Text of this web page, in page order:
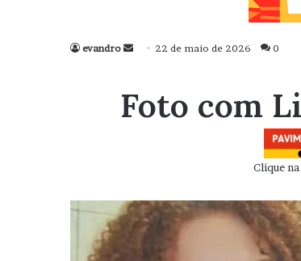
evandro
Mande
mail
22 de maio de 2026 0
Foto com
Clique